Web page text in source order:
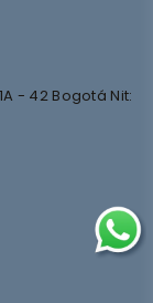
- 42 Bogotá Nit: